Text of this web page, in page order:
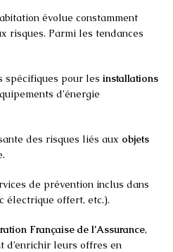
évolue constamment
risques. Parmi les tendances
spécifiques pour les installations
d’énergie
des risques liés aux objets
de prévention inclus dans
électrique offert, etc.).
Française de l’Assurance,
d’enrichir leurs offres en